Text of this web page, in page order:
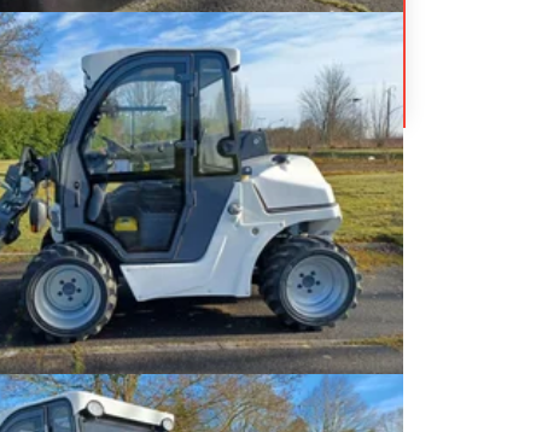
télescopique
T150H
N15140
Énergie Diesel
Prix sur demande